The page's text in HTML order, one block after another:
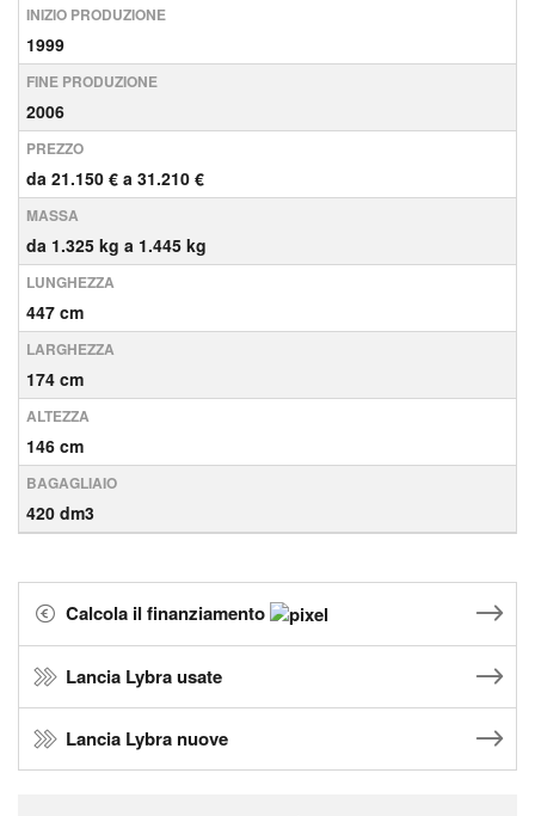
INIZIO PRODUZIONE
1999
FINE PRODUZIONE
2006
PREZZO
da 21.150 € a 31.210 €
MASSA
da 1.325 kg a 1.445 kg
LUNGHEZZA
447 cm
LARGHEZZA
174 cm
ALTEZZA
146 cm
BAGAGLIAIO
420 dm3
Calcola il finanziamento
Lancia Lybra usate
Lancia Lybra nuove